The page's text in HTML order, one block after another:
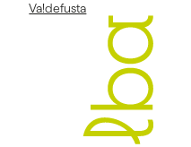
Va!defusta